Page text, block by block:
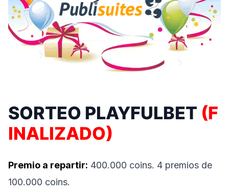
SORTEO PLAYFULBET (F
INALIZADO)
Premio a repartir: 400.000 coins. 4 premios de
100.000 coins.